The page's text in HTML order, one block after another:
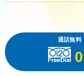
通話無料